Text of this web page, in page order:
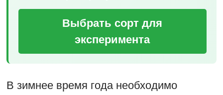
Выбрать сорт для
эксперимента
В зимнее время года необходимо